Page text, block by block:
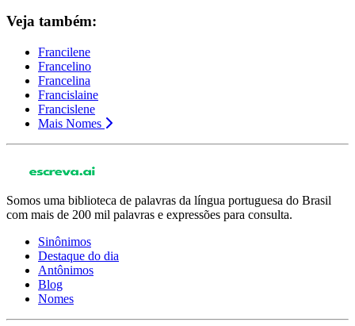
Veja também:
Francilene
Francelino
Francelina
Francislaine
Francislene
Mais Nomes
Somos uma biblioteca de palavras da língua portuguesa do Brasil
com mais de 200 mil palavras e expressões para consulta.
Sinônimos
Destaque do dia
Antônimos
Blog
Nomes